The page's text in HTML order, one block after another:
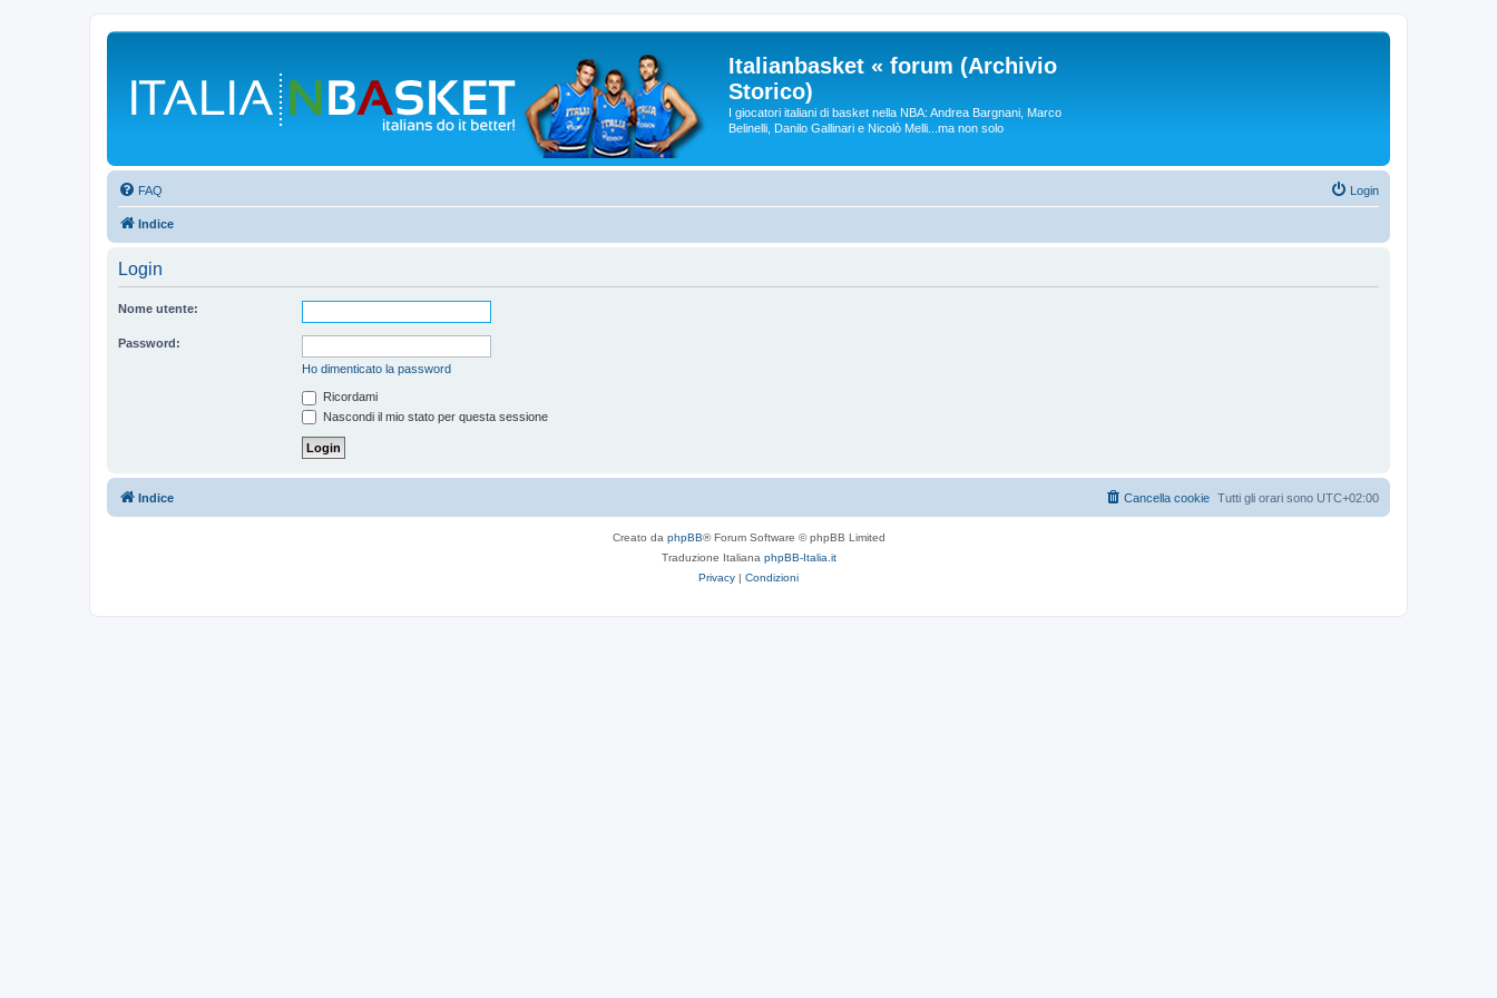
Italianbasket « forum (Archivio
Storico)
I giocatori italiani di basket nella NBA: Andrea Bargnani, Marco
Belinelli, Danilo Gallinari e Nicolò Melli...ma non solo
FAQ Login
Indice
Login
Nome utente:
Password:
Ho dimenticato la password
Ricordami
Nascondi il mio stato per questa sessione
Indice Tutti gli orari sono UTC+02:00
Cancella cookie
Creato da phpBB® Forum Software © phpBB Limited
Traduzione Italiana phpBB-Italia.it
Privacy | Condizioni